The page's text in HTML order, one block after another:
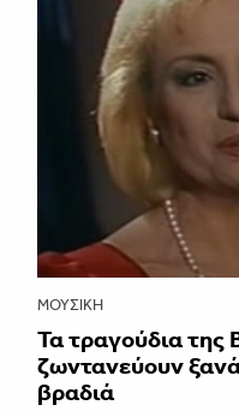
ΜΟΥΣΙΚΉ
Τα τραγούδια της
ζωντανεύουν
βραδιά